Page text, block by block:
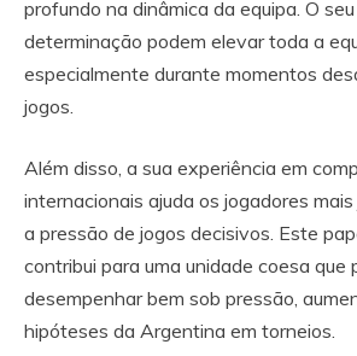
profundo na dinâmica da equipa. O
determinação podem elevar toda a
especialmente durante momentos
jogos.
Além disso, a sua experiência em
internacionais ajuda os jogadores
a pressão de jogos decisivos. Este
contribui para uma unidade coesa que
desempenhar bem sob pressão,
hipóteses da Argentina em torneios.